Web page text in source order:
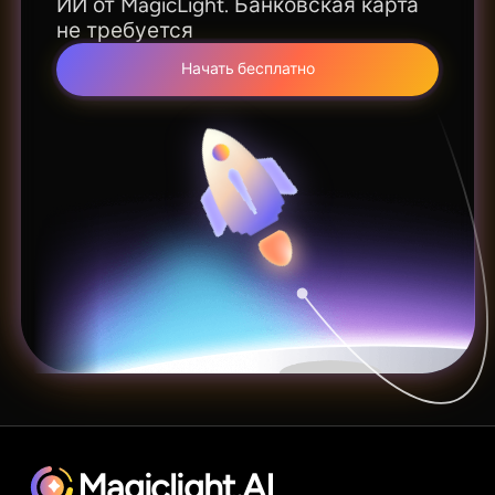
не требуется
Начать бесплатно